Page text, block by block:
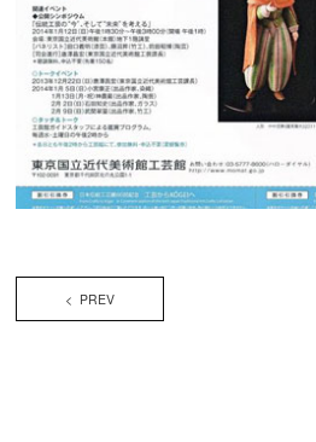
< PREV